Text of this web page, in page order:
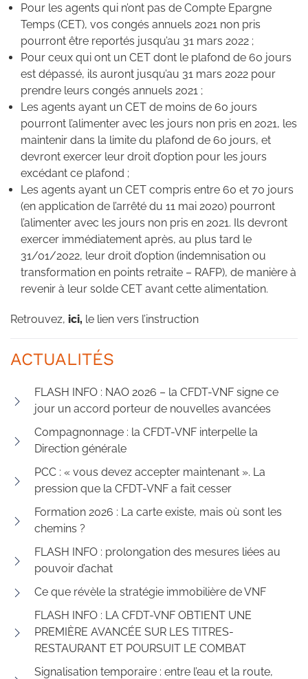
Pour les agents qui n’ont pas de Compte Epargne
Temps (CET), vos congés annuels 2021 non pris
pourront être reportés jusqu’au 31 mars 2022 ;
Pour ceux qui ont un CET dont le plafond de 60 jours
est dépassé, ils auront jusqu’au 31 mars 2022 pour
prendre leurs congés annuels 2021 ;
Les agents ayant un CET de moins de 60 jours
pourront l’alimenter avec les jours non pris en 2021, les
maintenir dans la limite du plafond de 60 jours, et
devront exercer leur droit d’option pour les jours
excédant ce plafond ;
Les agents ayant un CET compris entre 60 et 70 jours
(en application de l’arrêté du 11 mai 2020) pourront
l’alimenter avec les jours non pris en 2021. Ils devront
exercer immédiatement après, au plus tard le
31/01/2022, leur droit d’option (indemnisation ou
transformation en points retraite – RAFP), de manière à
revenir à leur solde CET avant cette alimentation.
Retrouvez, ici, le lien vers l’instruction
ACTUALITÉS
FLASH INFO : NAO 2026 – la CFDT-VNF signe ce
jour un accord porteur de nouvelles avancées
Compagnonnage : la CFDT-VNF interpelle la
Direction générale
PCC : « vous devez accepter maintenant ». La
pression que la CFDT-VNF a fait cesser
Formation 2026 : La carte existe, mais où sont les
chemins ?
FLASH INFO : prolongation des mesures liées au
pouvoir d’achat
Ce que révèle la stratégie immobilière de VNF
FLASH INFO : LA CFDT-VNF OBTIENT UNE
PREMIÈRE AVANCÉE SUR LES TITRES-
RESTAURANT ET POURSUIT LE COMBAT
Signalisation temporaire : entre l’eau et la route,